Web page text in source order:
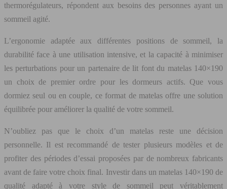
thermorégulateurs, répondent aux besoins des personnes ayant un
sommeil agité.
L’ergonomie adaptée aux différentes positions de sommeil, la
durabilité face à une utilisation intensive, et la capacité à minimiser
les perturbations pour un partenaire de lit font du matelas 140×190
un choix de premier ordre pour les dormeurs actifs. Que vous
dormiez seul ou en couple, ce format de matelas offre une solution
équilibrée pour améliorer la qualité de votre sommeil.
N’oubliez pas que le choix d’un matelas reste une décision
personnelle. Il est recommandé de tester plusieurs modèles et de
profiter des périodes d’essai proposées par de nombreux fabricants
avant de faire votre choix final. Investir dans un matelas 140×190 de
qualité adapté à votre style de sommeil peut véritablement